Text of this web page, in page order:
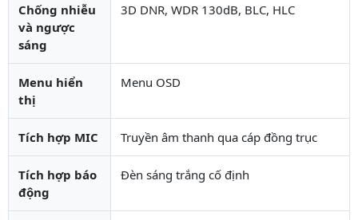
Chống nhiễu
và ngược
sáng
3D DNR, WDR 130dB, BLC, HLC
Menu hiển
thị
Menu OSD
Tích hợp MIC Truyền âm thanh qua cáp đồng trục
Tích hợp báo
động
Đèn sáng trắng cố định